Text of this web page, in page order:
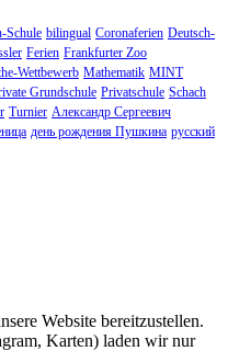
Schule bilingual Coronaferien Deutsch-
Ferien Frankfurter Zoo
Wettbewerb Mathematik MINT
Grundschule Privatschule Schach
Turnier Александр Сергеевич
день рождения Пушкина русский
Website bereitzustellen.
Karten) laden wir nur